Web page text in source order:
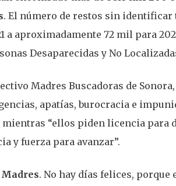
. El número de restos sin identificar
a aproximadamente 72 mil para
Desaparecidas y No
Madres Buscadoras de Sonora,
apatías, burocracia e
mientras “ellos piden licencia para
y fuerza para avanzar”.
. No hay días felices, porque